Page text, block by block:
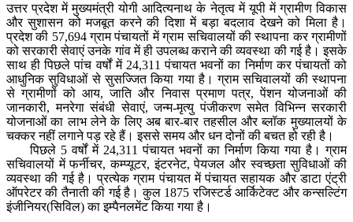
उत्तर प्रदेश में मुख्यमंत्री योगी आदित्यनाथ के नेतृत्व में यूपी में ग्रामीण विकास
और सुशासन को मजबूत करने की दिशा में बड़ा बदलाव देखने को मिला है।
प्रदेश की 57,694 ग्राम पंचायतों में ग्राम सचिवालयों की स्थापना कर ग्रामीणों
को सरकारी सेवाएं उनके गांव में ही उपलब्ध कराने की व्यवस्था की गई है। इसके
साथ ही पिछले पांच वर्षों में 24,311 पंचायत भवनों का निर्माण कर पंचायतों को
आधुनिक सुविधाओं से सुसज्जित किया गया है। ग्राम सचिवालयों की स्थापना
से ग्रामीणों को आय, जाति और निवास प्रमाण पत्र, पेंशन योजनाओं की
जानकारी, मनरेगा संबंधी सेवाएं, जन्म-मृत्यु पंजीकरण समेत विभिन्न सरकारी
योजनाओं का लाभ लेने के लिए अब बार-बार तहसील और ब्लॉक मुख्यालयों के
चक्कर नहीं लगाने पड़ रहे हैं। इससे समय और धन दोनों की बचत हो रही है।
पिछले 5 वर्षों में 24,311 पंचायत भवनों का निर्माण किया गया है। ग्राम
सचिवालयों में फर्नीचर, कम्प्यूटर, इंटरनेट, पेयजल और स्वच्छता सुविधाओं की
व्यवस्था की गई है। प्रत्येक ग्राम पंचायत में पंचायत सहायक और डाटा एंट्री
ऑपरेटर की तैनाती की गई है। कुल 1875 रजिस्टर्ड आर्किटेक्ट और कन्सल्टिंग
इंजीनियर(सिविल) का इम्पैनलमेंट किया गया है।